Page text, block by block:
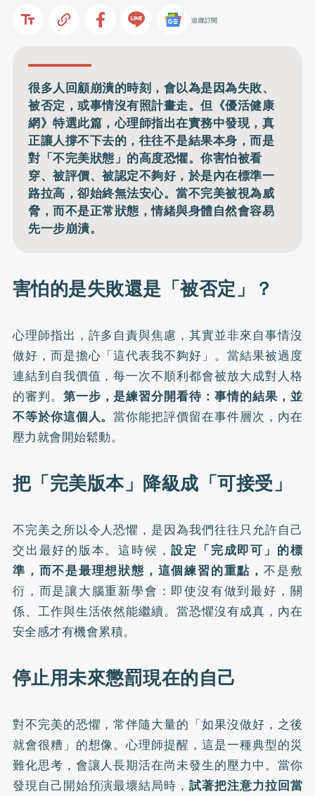
追蹤訂閱
很多人回顧崩潰的時刻，會以為是因為失敗、
被否定，或事情沒有照計畫走。但《優活健康
網》特選此篇，心理師指出在實務中發現，真
正讓人撐不下去的，往往不是結果本身，而是
對「不完美狀態」的高度恐懼。你害怕被看
穿、被評價、被認定不夠好，於是內在標準一
路拉高，卻始終無法安心。當不完美被視為威
脅，而不是正常狀態，情緒與身體自然會容易
先一步崩潰。
害怕的是失敗還是「被否定」？
心理師指出，許多自責與焦慮，其實並非來自事情沒
做好，而是擔心「這代表我不夠好」。當結果被過度
連結到自我價值，每一次不順利都會被放大成對人格
的審判。 第一步，是練習分開看待：事情的結果，並
不等於你這個人。當你能把評價留在事件層次，內在
壓力就會開始鬆動。
把「完美版本」降級成「可接受」
不完美之所以令人恐懼，是因為我們往往只允許自己
交出最好的版本。這時候，設定「完成即可」的標
準，而不是最理想狀態，這個練習的重點， 不是敷
衍，而是讓大腦重新學會：即使沒有做到最好，關
係、工作與生活依然能繼續。當恐懼沒有成真，內在
安全感才有機會累積。
停止用未來懲罰現在的自己
對不完美的恐懼，常伴隨大量的「如果沒做好，之後
就會很糟」的想像。心理師提醒，這是一種典型的災
難化思考，會讓人長期活在尚未發生的壓力中。當你
發現自己開始預演最壞結局時，試著把注意力拉回當